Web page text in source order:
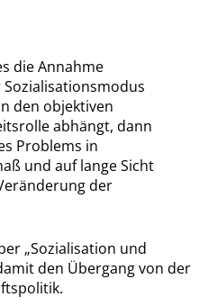
die Annahme
den objektiven
abhängt, dann
Problems in
und auf lange Sicht
der
„Sozialisation und
den Übergang von der